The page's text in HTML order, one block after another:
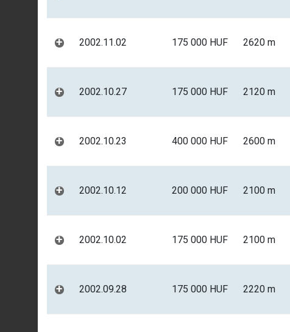
+ 2002.11.02 175 000 HUF 2620 m
+ 2002.10.27 175 000 HUF 2120 m
+ 2002.10.23 400 000 HUF 2600 m
+ 2002.10.12 200 000 HUF 2100 m
+ 2002.10.02 175 000 HUF 2100 m
+ 2002.09.28 175 000 HUF 2220 m